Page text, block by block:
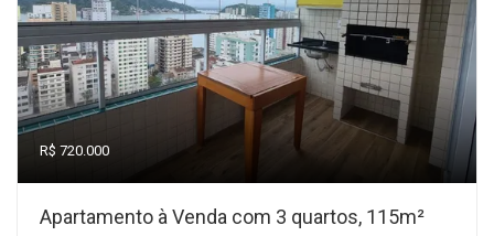
R$ 720.000
Apartamento à Venda com 3 quartos, 115m²